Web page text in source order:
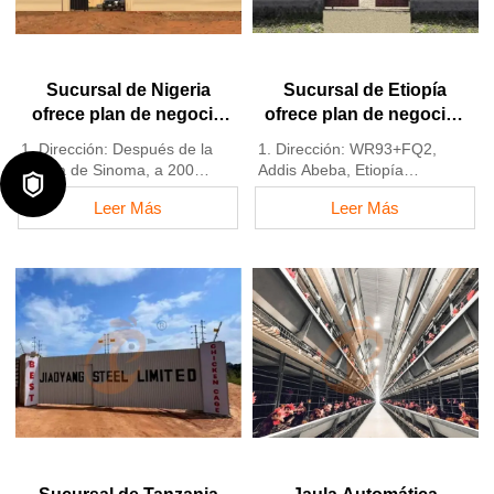
+8618830120193，
Contáctenos para obtener
europeos
5. Recepción en línea 24
+8618830120193
Sucursal de Nigeria
ofrece plan de negocio
fabrica equipos para
granjas avícolas
1. Dirección: Después de la
oficina de Sinoma, a 200
metros cerca de la estación
de servicio Danco, autopista
Lagos/Ibadan, estado de
2. Fábrica de equipos y jaulas
para avicultura y existencias
para la venta
3. Personalizado para granjas
avícolas nigerianas
4. La calidad y el diseño están
basados en estándares
europeos
5. Recepción en línea 24
+8618830120193
Leer Más
Sucursal de Etiopía
ofrece plan de negocios
fabrica equipos para
granjas avícolas
1. Dirección: WR93+FQ2,
Addis Abeba, Etiopía
2. Stock de jaulas avícolas y
equipos para granjas avícolas
en venta
avícolas etíopes
4. La calidad y el diseño están
basados en estándares
europeos
5. Recepción en línea 24
horas Whatsapp NO. :
+8618830120193,
contáctenos para obtener la
lista de precios
Leer Más
